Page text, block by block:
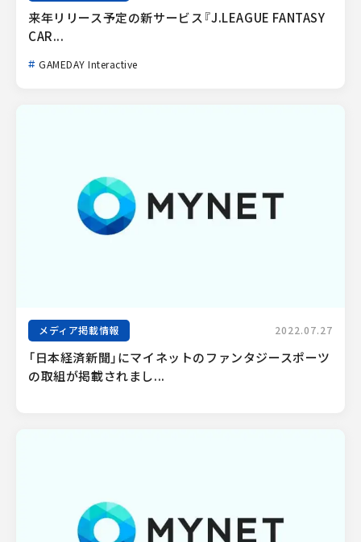
来年リリース予定の新サービス『J.LEAGUE FANTASY
CAR...
GAMEDAY Interactive
メディア掲載情報 2022.07.27
「日本経済新聞」にマイネットのファンタジースポーツ
の取組が掲載されまし...